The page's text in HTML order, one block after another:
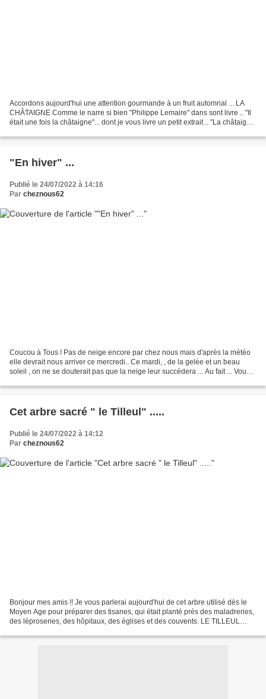
Accordons aujourd'hui une attention gourmande à un fruit automnal ... LA
CHÂTAIGNE Comme le narre si bien "Philippe Lemaire" dans sont livre .. "Il
était une fois la châtaigne"... dont je vous livre un petit extrait .. "La châtaigne
"En hiver" ...
Publié le 24/07/2022 à 14:16
Par cheznous62
Coucou à Tous ! Pas de neige encore par chez nous mais d'après la météo
elle devrait nous arriver ce mercredi.. Ce mardi, , de la gelée et un beau
soleil , on ne se douterait pas que la neige leur succèdera ... Au fait ... Vous
Cet arbre sacré " le Tilleul" .....
Publié le 24/07/2022 à 14:12
Par cheznous62
Bonjour mes amis !! Je vous parlerai aujourd'hui de cet arbre utilisé dès le
Moyen Age pour préparer des tisanes, qui était planté prés des maladreries,
des léproseries, des hôpitaux, des églises et des couvents. LE TILLEUL